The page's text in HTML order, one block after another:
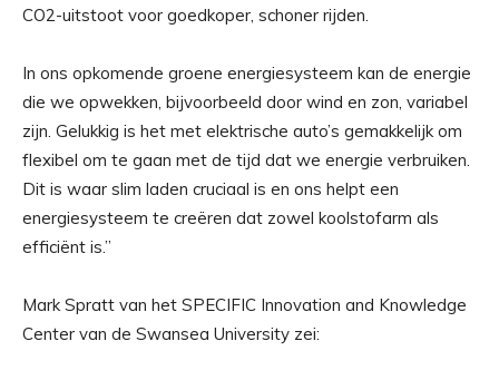
CO2-uitstoot voor goedkoper, schoner rijden.
In ons opkomende groene energiesysteem kan de energie
die we opwekken, bijvoorbeeld door wind en zon, variabel
zijn. Gelukkig is het met elektrische auto’s gemakkelijk om
flexibel om te gaan met de tijd dat we energie verbruiken.
Dit is waar slim laden cruciaal is en ons helpt een
energiesysteem te creëren dat zowel koolstofarm als
efficiënt is.”
Mark Spratt van het SPECIFIC Innovation and Knowledge
Center van de Swansea University zei: